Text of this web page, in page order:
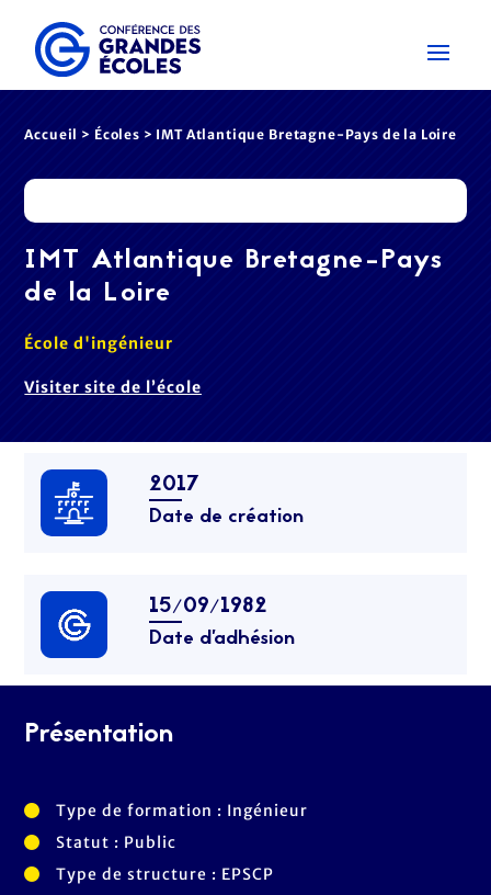
Accueil > Écoles > IMT Atlantique Bretagne-Pays de la Loire
IMT Atlantique Bretagne-Pays
de la Loire
École d'ingénieur
Visiter site de l’école
2017
Date de création
15/09/1982
Date d’adhésion
Présentation
Type de formation : Ingénieur
Statut : Public
Type de structure : EPSCP